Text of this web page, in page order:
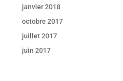
janvier 2018
octobre 2017
juillet 2017
juin 2017